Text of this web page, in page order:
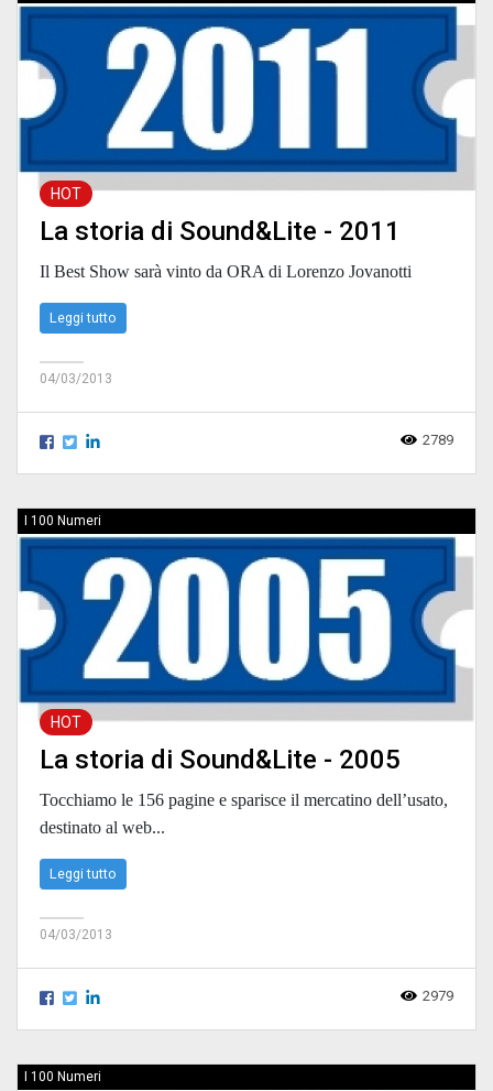
HOT
La storia di Sound&Lite - 2011
Il Best Show sarà vinto da ORA di Lorenzo Jovanotti
Leggi tutto
04/03/2013
2789
I 100 Numeri
HOT
La storia di Sound&Lite - 2005
Tocchiamo le 156 pagine e sparisce il mercatino dell’usato,
destinato al web...
Leggi tutto
04/03/2013
2979
I 100 Numeri